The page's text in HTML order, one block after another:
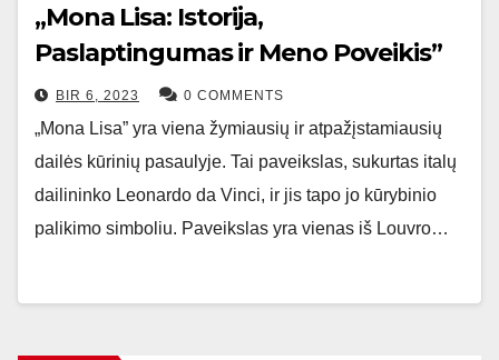
„Mona Lisa: Istorija,
Paslaptingumas ir Meno Poveikis”
BIR 6, 2023 0 COMMENTS
„Mona Lisa” yra viena žymiausių ir atpažįstamiausių
dailės kūrinių pasaulyje. Tai paveikslas, sukurtas italų
dailininko Leonardo da Vinci, ir jis tapo jo kūrybinio
palikimo simboliu. Paveikslas yra vienas iš Louvro…